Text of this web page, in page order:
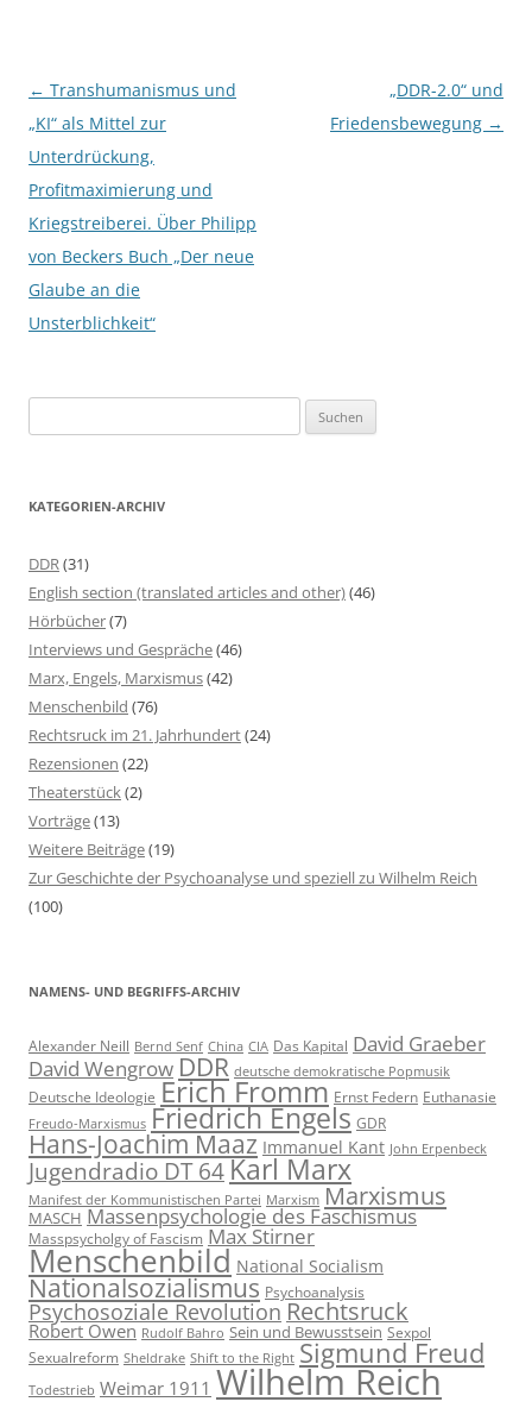
Beitragsnavigation
← Transhumanismus und
„KI“ als Mittel zur
Unterdrückung,
Profitmaximierung und
Kriegstreiberei. Über Philipp
von Beckers Buch „Der neue
Glaube an die
Unsterblichkeit“
„DDR-2.0“ und
Friedensbewegung →
u
h
n
n
a
c
h
:
KATEGORIEN-ARCHIV
DDR(31)
English section (translated articles and other)(46)
Hörbücher(7)
Interviews und Gespräche(46)
Marx, Engels, Marxismus(42)
Menschenbild (76)
Rechtsruck im 21. Jahrhundert(24)
Rezensionen (22)
Theaterstück(2)
Vorträge(13)
Weitere Beiträge(19)
Zur Geschichte der Psychoanalyse und speziell zu Wilhelm Reich
(100)
NAMENS- UND BEGRIFFS-ARCHIV
Alexander Neill Bernd Senf China CIA Das Kapital David Graeber
David Wengrow DDR deutsche demokratische Popmusik
Deutsche Ideologie Erich Fromm Ernst Federn Euthanasie
Freudo-Marxismus Friedrich Engels GDR
Hans-Joachim Maaz Immanuel Kant John Erpenbeck
Jugendradio DT 64Karl Marx
Manifest der Kommunistischen Partei Marxism Marxismus
MASCH Massenpsychologie des Faschismus
Masspsycholgy of Fascism Max Stirner
Menschenbild National Socialism
Nationalsozialismus Psychoanalysis
Psychosoziale Revolution Rechtsruck
Robert Owen Rudolf Bahro Sein und Bewusstsein Sexpol
Sexualreform Sheldrake Shift to the Right Sigmund Freud
Todestrieb Weimar 1911 Wilhelm Reich